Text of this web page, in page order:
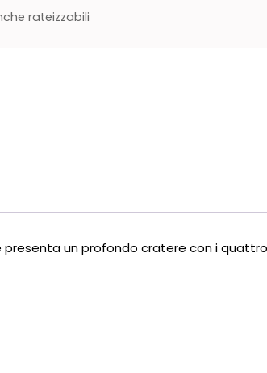
rateizzabili
un profondo cratere con i